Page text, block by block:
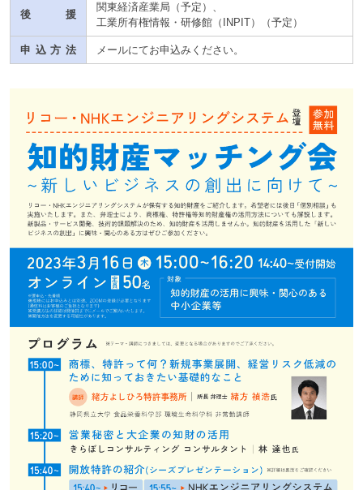
後援
関東経済産業局（予定）、
工業所有権情報・研修館（INPIT）（予定）
申込方法 メールにてお申込みください。